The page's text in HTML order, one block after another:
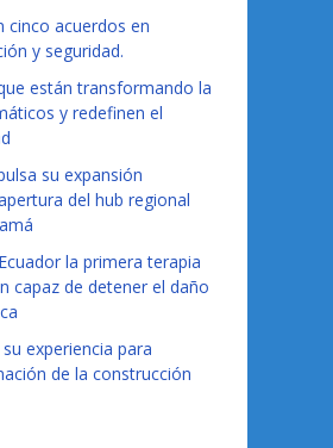
cinco acuerdos en
y seguridad.
están transformando la
y redefinen el
su expansión
del hub regional
la primera terapia
capaz de detener el daño
experiencia para
de la construcción